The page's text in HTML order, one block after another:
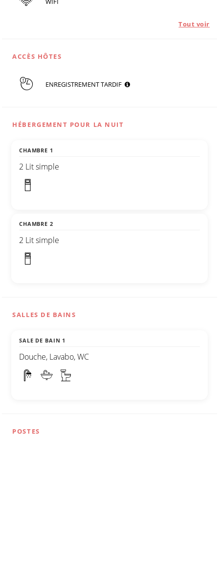
Tout voir
ACCÈS HÔTES
ENREGISTREMENT TARDIF
HÉBERGEMENT POUR LA NUIT
CHAMBRE 1
2 Lit simple
CHAMBRE 2
2 Lit simple
SALLES DE BAINS
SALE DE BAIN 1
Douche, Lavabo, WC
POSTES